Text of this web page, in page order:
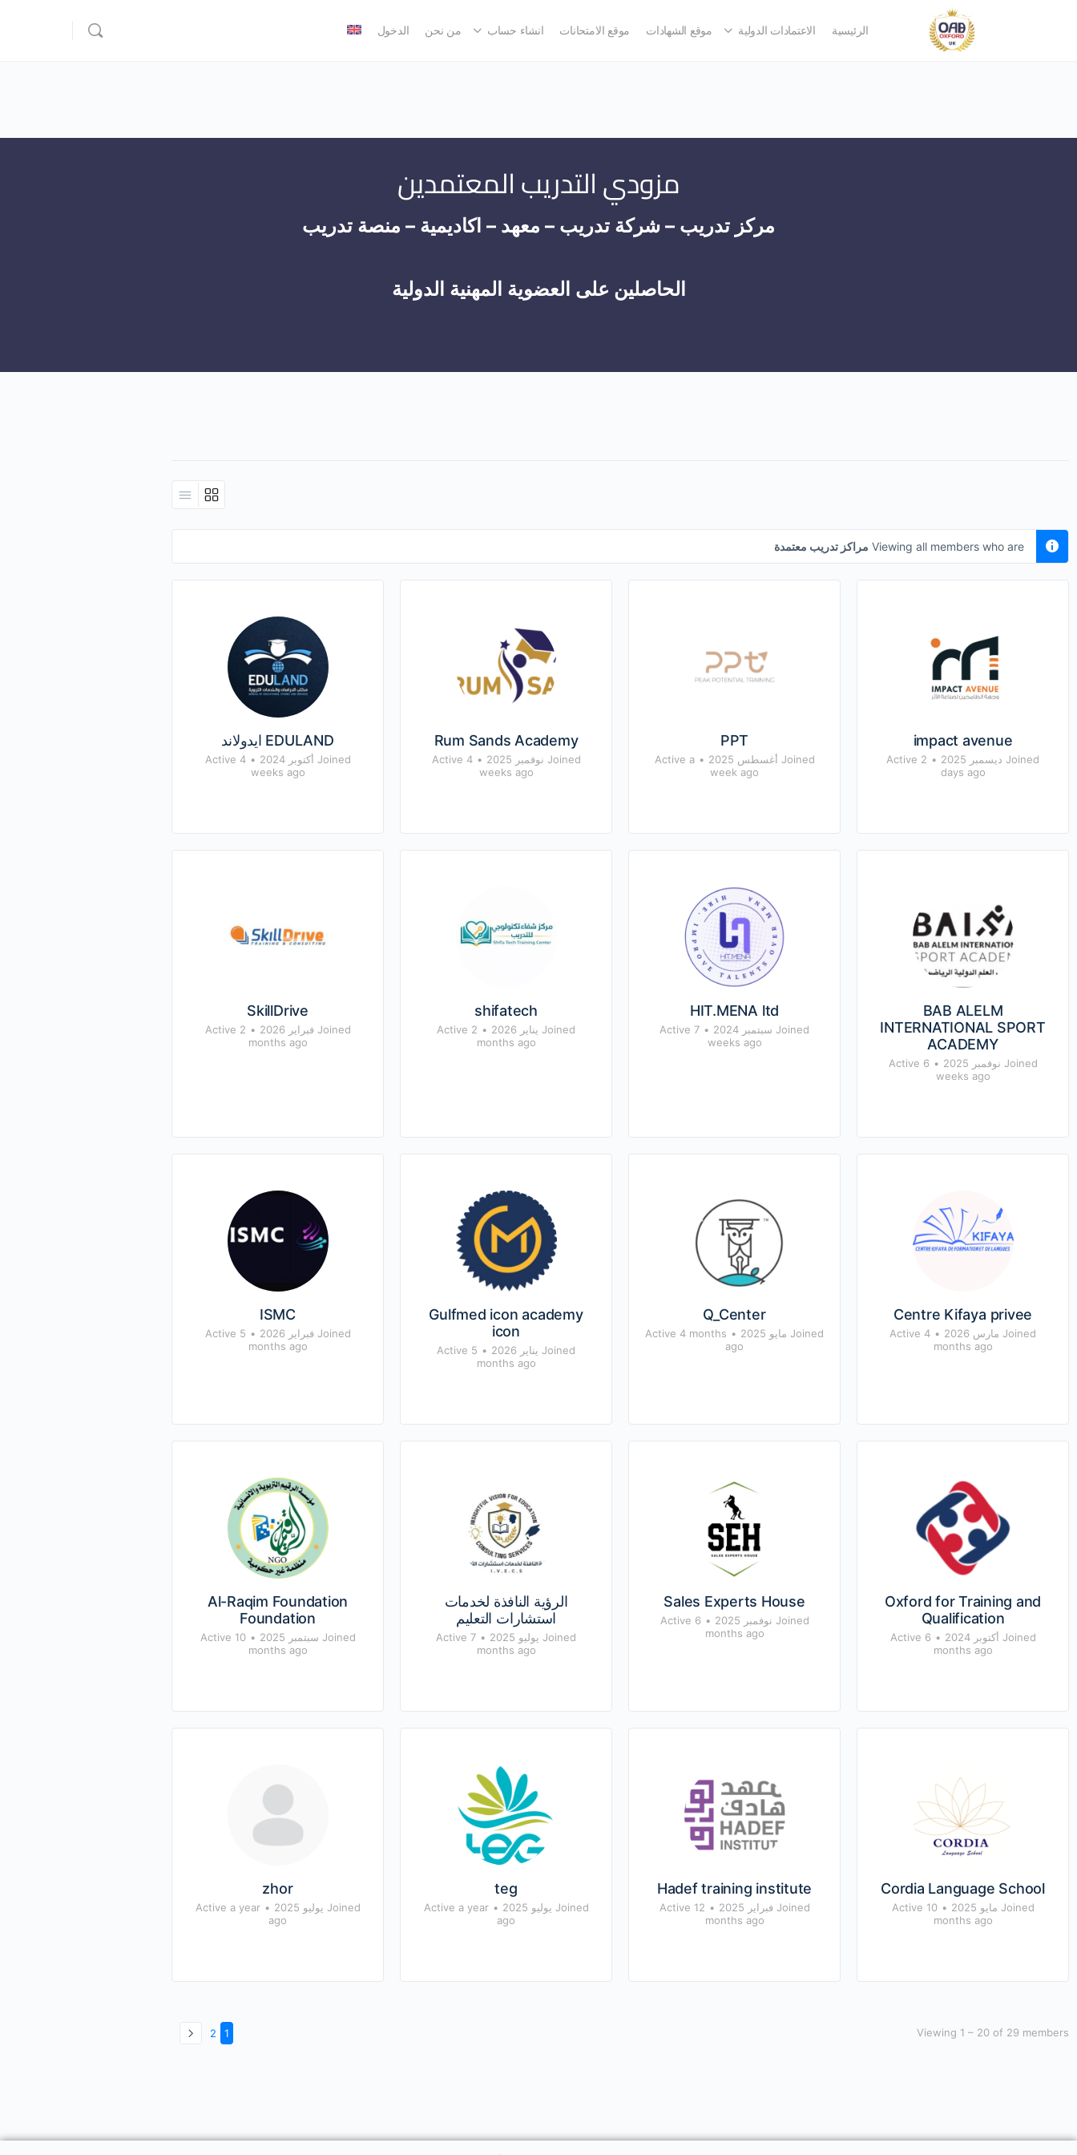
الرئيسية الاعتمادات الدولية موقع الشهادات موقع الامتحانات انشاء حساب من نحن الدخول
مزودي التدريب المعتمدين
مركز تدريب – شركة تدريب – معهد – اكاديمية – منصة تدريب
الحاصلين على العضوية المهنية الدولية
Viewing all members who are مراكز تدريب معتمدة
impact avenue
Joined ديسمبر 2025 •
Active 2
days ago
PPT
Joined أغسطس 2025 •
Active a
week ago
Rum Sands Academy
Joined نوفمبر 2025 •
Active 4
weeks ago
EDULAND ايدولاند
Joined أكتوبر 2024 •
Active 4
weeks ago
BAB ALELM
INTERNATIONAL SPORT
ACADEMY
Joined نوفمبر 2025 •
Active 6
weeks ago
HIT.MENA ltd
Joined سبتمبر 2024 •
Active 7
weeks ago
shifatech
Joined يناير 2026 •
Active 2
months ago
SkillDrive
Joined فبراير 2026 •
Active 2
months ago
Centre Kifaya privee
Joined مارس 2026 •
Active 4
months ago
Q_Center
Joined مايو 2025 •
Active 4 months
ago
Gulfmed icon academy
icon
Joined يناير 2026 •
Active 5
months ago
ISMC
Joined فبراير 2026 •
Active 5
months ago
Oxford for Training and
Qualification
Joined أكتوبر 2024 •
Active 6
months ago
Sales Experts House
Joined نوفمبر 2025 •
Active 6
months ago
الرؤية النافذة لخدمات
استشارات التعليم
Joined يوليو 2025 •
Active 7
months ago
Al-Raqim Foundation
Foundation
Joined سبتمبر 2025 •
Active 10
months ago
Cordia Language School
Joined مايو 2025 •
Active 10
months ago
Hadef training institute
Joined فبراير 2025 •
Active 12
months ago
teg
Joined يوليو 2025 •
Active a year
ago
zhor
Joined يوليو 2025 •
Active a year
ago
Viewing 1 – 20 of 29 members
1
2